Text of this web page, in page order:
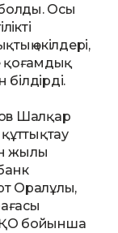
Осы
өкілдері,
қоғамдық
білдірді.
Шалқар
жылы
Оралұлы,
бойынша